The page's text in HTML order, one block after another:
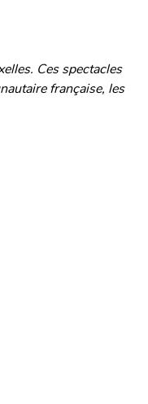
Ces spectacles
française, les